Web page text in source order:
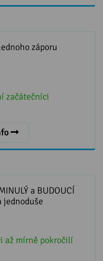
záporu
začátečníci
a BUDOUCÍ
jednoduše
až mírně pokročilí